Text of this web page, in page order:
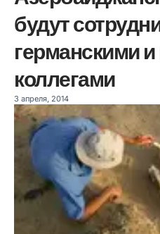
будут
германскими
коллегами
3 апреля, 2014